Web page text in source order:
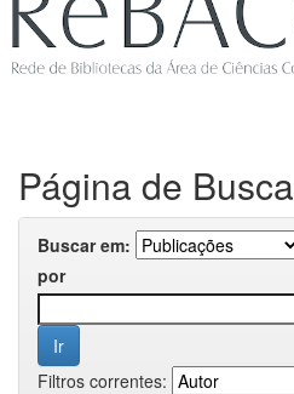
Página de Busca
Buscar em:
por
Filtros correntes: